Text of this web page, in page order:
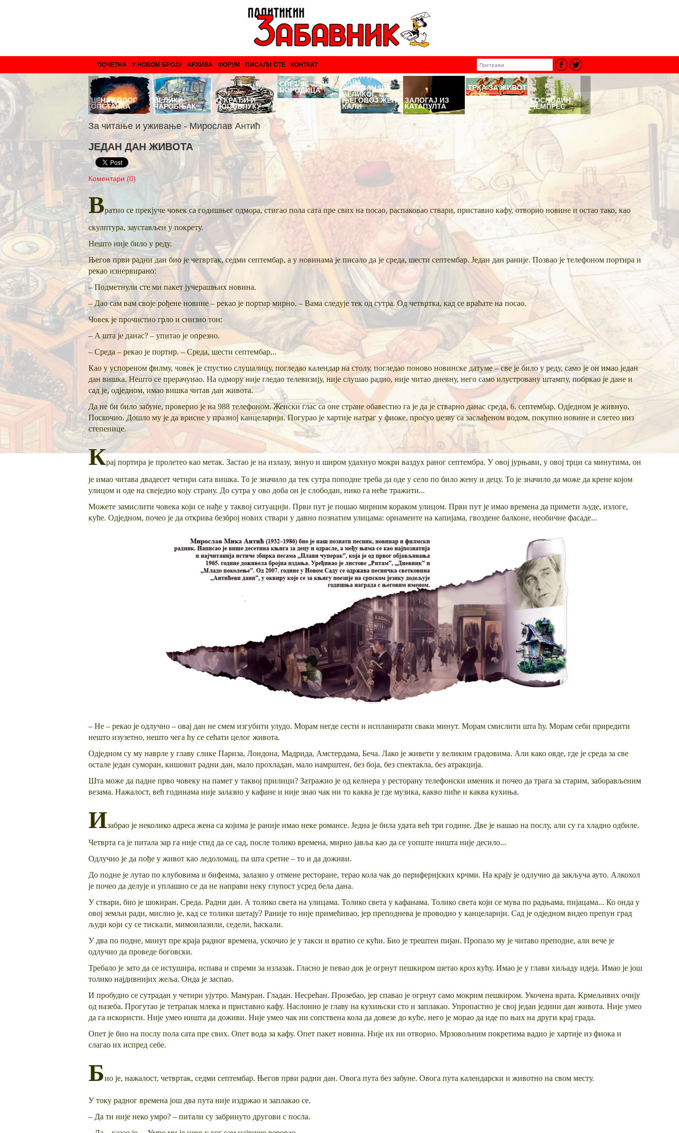
ПОЧЕТНА У НОВОМ БРОЈУ АРХИВА ФОРУМ ПИСАЛИ СТЕ КОНТАКТ
ЦЕНА ГОЛОГ
ОПСТАНКА
ВЕЛИКИ
ЧАРОБЊАК
О КРАЂИ И
ЛОПОВЛУКУ
СВЕТ ЈЕ ЈЕДНА
ПОРОДИЦА
КСАНТУ, КУВАРУ
ЦАРА
АЛЕКСАНДРА
ВЕЛИКОГ, И
ЊЕГОВОЈ ЖЕНИ
КАЛИ
ЗАЛОГАЈ ИЗ
КАТАПУЛТА
ТРКА ЗА ЖИВОТ
ГОСПОДИН
ЧЕМПРЕС
За читање и уживање - Мирослав Антић
ЈЕДАН ДАН ЖИВОТА
Коментари (0)
Вратио се прекјуче човек са годишњег одмора, стигао пола сата пре свих на посао, распаковао ствари, приставио кафу, отворио новине и остао тако, као
скулптура, заустављен у покрету.
Нешто није било у реду.
Његов први радни дан био је четвртак, седми септембар, а у новинама је писало да је среда, шести септембар. Један дан раније. Позвао је телефоном портира и
рекао изнервирано:
– Подметнули сте ми пакет јучерашњих новина.
– Дао сам вам своје рођене новине – рекао је портир мирно. – Вама следује тек од сутра. Од четвртка, кад се враћате на посао.
Човек је прочистио грло и снизио тон:
– А шта је данас? – упитао је опрезно.
– Среда – рекао је портир. – Среда, шести септембар...
Као у успореном филму, човек је спустио слушалицу, погледао календар на столу, погледао поново новинске датуме – све је било у реду, само је он имао један
дан вишка. Нешто се прерачунао. На одмору није гледао телевизију, није слушао радио, није читао дневну, него само илустровану штампу, побркао је дане и
сад је, одједном, имао вишка читав дан живота.
Да не би било забуне, проверио је на 988 телефоном. Женски глас са оне стране обавестио га је да је стварно данас среда, 6. септембар. Одједном је живнуо.
Поскочио. Дошло му је да врисне у празној канцеларији. Погурао је хартије натраг у фиоке, просуо џезву са заслађеном водом, покупио новине и слетео низ
степенице.
Крај портира је пролетео као метак. Застао је на излазу, зинуо и широм удахнуо мокри ваздух раног септембра. У овој јурњави, у овој трци са минутима, он
је имао читава двадесет четири сата вишка. То је значило да тек сутра поподне треба да оде у село по било жену и децу. То је значило да може да крене којом
улицом и оде на свеједно коју страну. До сутра у ово доба он је слободан, нико га неће тражити...
Можете замислити човека који се нађе у таквој ситуацији. Први пут је пошао мирним кораком улицом. Први пут је имао времена да примети људе, излоге,
куће. Одједном, почео је да открива безброј нових ствари у давно познатим улицама: орнаменте на капијама, гвоздене балконе, необичне фасаде...
– Не – рекао је одлучно – овај дан не смем изгубити улудо. Морам негде сести и испланирати сваки минут. Морам смислити шта ћу. Морам себи приредити
нешто изузетно, нешто чега ћу се сећати целог живота.
Одједном су му наврле у главу слике Париза, Лондона, Мадрида, Амстердама, Беча. Лако је живети у великим градовима. Али како овде, где је среда за све
остале један суморан, кишовит радни дан, мало прохладан, мало намрштен, без боја, без спектакла, без атракција.
Шта може да падне прво човеку на памет у таквој прилици? Затражио је од келнера у ресторану телефонски именик и почео да трага за старим, заборављеним
везама. Нажалост, већ годинама није залазио у кафане и није знао чак ни то каква је где музика, какво пиће и каква кухиња.
Изабрао је неколико адреса жена са којима је раније имао неке романсе. Једна је била удата већ три године. Две је нашао на послу, али су га хладно одбиле.
Четврта га је питала зар га није стид да се сад, после толико времена, мирно јавља као да се уопште ништа није десило...
Одлучио је да пође у живот као ледоломац, па шта сретне – то и да доживи.
До подне је лутао по клубовима и бифеима, залазио у отмене ресторане, терао кола чак до периферијских крчми. На крају је одлучио да закључа ауто. Алкохол
је почео да делује и уплашио се да не направи неку глупост усред бела дана.
У ствари, био је шокиран. Среда. Радни дан. А толико света на улицама. Толико света у кафанама. Толико света који се мува по радњама, пијацама... Ко онда у
овој земљи ради, мислио је, кад се толики шетају? Раније то није примећивао, јер преподнева је проводио у канцеларији. Сад је одједном видео препун град
људи који су се тискали, мимоилазили, седели, ћаскали.
У два по подне, минут пре краја радног времена, ускочио је у такси и вратио се кући. Био је трештен пијан. Пропало му је читаво преподне, али вече је
одлучио да проведе боговски.
Требало је зато да се истушира, испава и спреми за излазак. Гласно је певао док је огрнут пешкиром шетао кроз кућу. Имао је у глави хиљаду идеја. Имао је још
толико најдивнијих жеља. Онда је заспао.
И пробудио се сутрадан у четири ујутро. Мамуран. Гладан. Несрећан. Прозебао, јер спавао је огрнут само мокрим пешкиром. Укочена врата. Крмељивих очију
од назеба. Прогутао је тетрапак млека и приставио кафу. Наслонио је главу на кухињски сто и заплакао. Упропастио је свој један једини дан живота. Није умео
да га искористи. Није умео ништа да доживи. Није умео чак ни сопствена кола да довезе до куће, него је морао да иде по њих на други крај града.
Опет је био на послу пола сата пре свих. Опет вода за кафу. Опет пакет новина. Није их ни отворио. Мрзовољним покретима вадио је хартије из фиока и
слагао их испред себе.
Био је, нажалост, четвртак, седми септембар. Његов први радни дан. Овога пута без забуне. Овога пута календарски и животно на свом месту.
У току радног времена још два пута није издржао и заплакаo ce.
– Да ти није неко умро? – питали су забринуто другови с посла.